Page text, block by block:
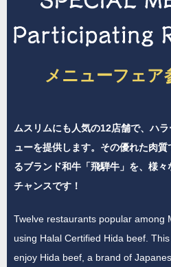
メニューフェア
ムスリムにも人気の12店舗で、ハ
ューを提供します。その優れた肉
るブランド和牛「飛騨牛」を、様
チャンスです！
Twelve restaurants popular among
using Halal Certified Hida beef.
enjoy Hida beef, a brand of